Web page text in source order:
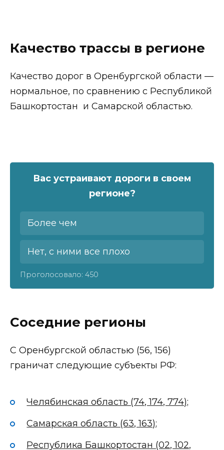
Качество трассы в регионе
Качество дорог в Оренбургской области —
нормальное, по сравнению с Республикой
Башкортостан и Самарской областью.
Вас устраивают дороги в своем
регионе?
Более чем
Нет, с ними все плохо
Проголосовало: 450
Соседние регионы
С Оренбургской областью (56, 156)
граничат следующие субъекты РФ:
Челябинская область (74, 174, 774);
Самарская область (63, 163);
Республика Башкортостан (02, 102,